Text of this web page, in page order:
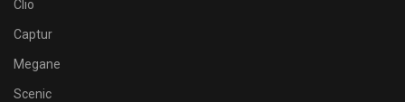
Clio
Captur
Megane
Scenic